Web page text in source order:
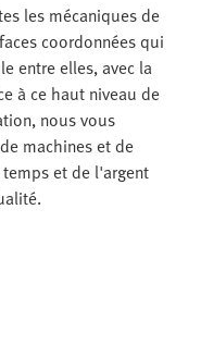
les mécaniques de
coordonnées qui
entre elles, avec la
à ce haut niveau de
nous vous
machines et de
et de l'argent